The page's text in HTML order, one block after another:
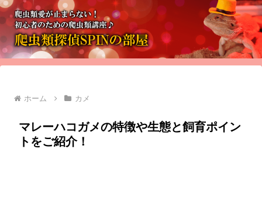
ホーム カメ
マレーハコガメの特徴や生態と飼育ポイン
トをご紹介！